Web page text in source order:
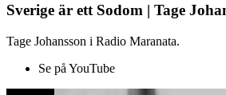
Sverige är ett Sodom | Tage
Tage Johansson i Radio Maranata.
Se på YouTube